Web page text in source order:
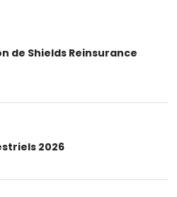
de Shields Reinsurance
2026